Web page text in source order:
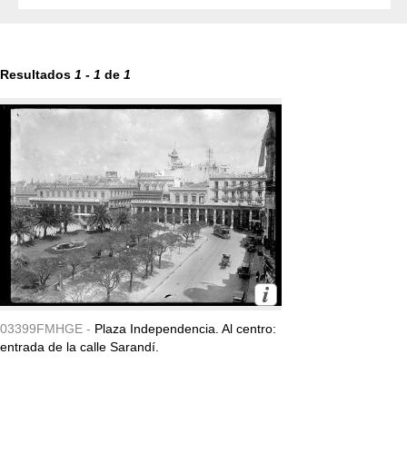
Resultados 1 - 1 de 1
03399FMHGE - Plaza Independencia. Al centro:
entrada de la calle Sarandí.